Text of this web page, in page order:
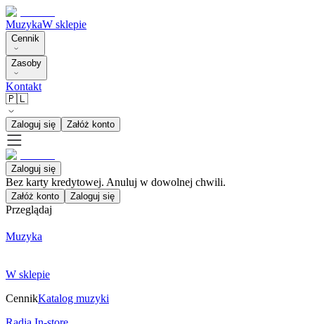
MuzykaW sklepie
Cennik
Zasoby
Kontakt
🇵🇱
Zaloguj się Załóż konto
Zaloguj się
Bez karty kredytowej. Anuluj w dowolnej chwili.
Załóż konto Zaloguj się
Przeglądaj
Muzyka
W sklepie
CennikKatalog muzyki